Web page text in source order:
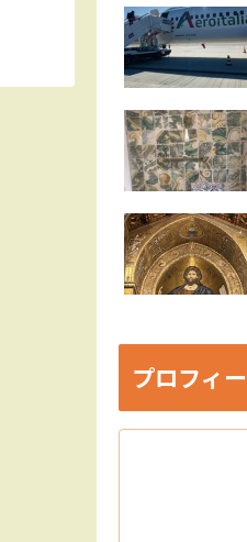
プロフィ